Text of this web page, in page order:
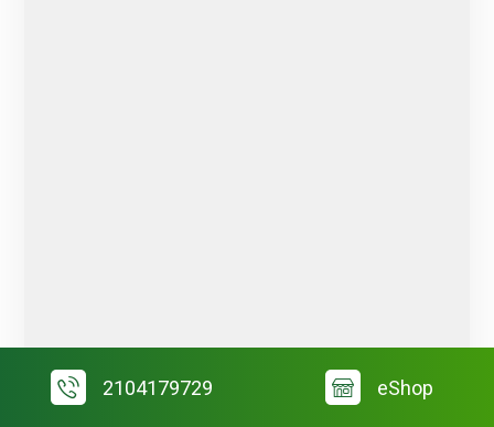
2104179729 eShop